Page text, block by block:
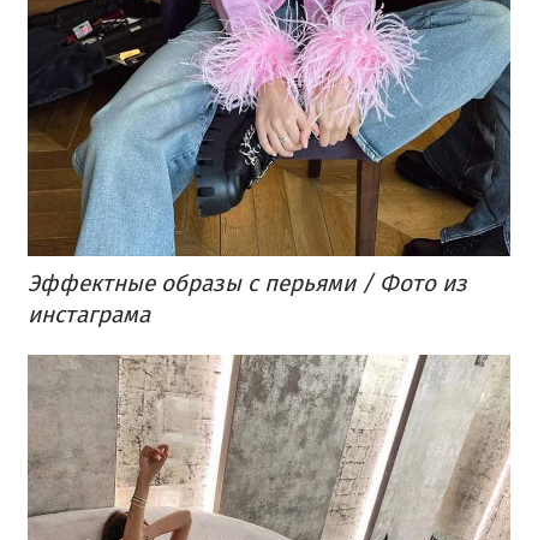
Эффектные образы с перьями / Фото из
инстаграма